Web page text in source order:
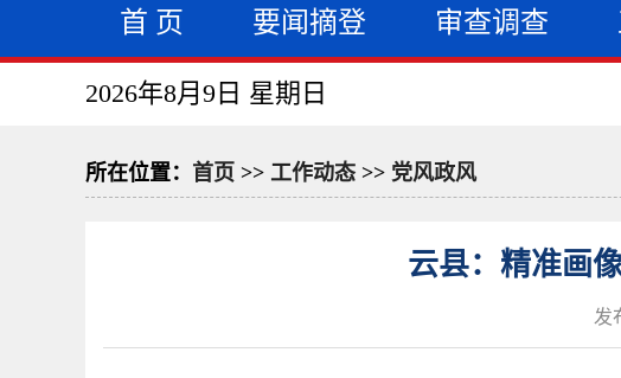
首 页 要闻摘登 审查调查
2026年8月9日 星期日
所在位置： 首页 >> 工作动态 >> 党风政风
云县：精准画
发